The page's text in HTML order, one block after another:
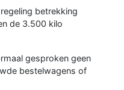
betrekking
de 3.500 kilo
gesproken geen
bestelwagens of